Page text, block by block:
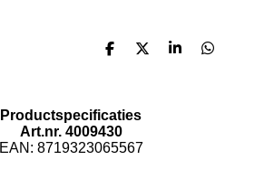
D
n
D
S
D
Productspecificaties
Art.nr. 4009430
EAN: 8719323065567